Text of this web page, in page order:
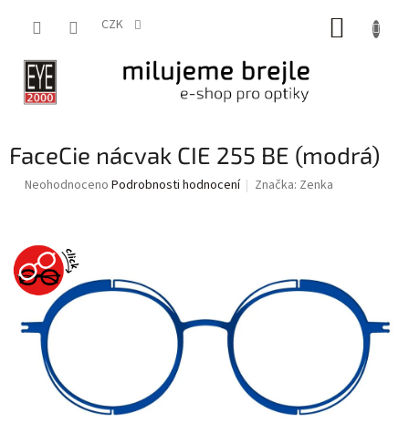
CZK
FaceCie nácvak CIE 255 BE (modrá)
Průměrné
0,0
z
5
hvězdiček.
Neohodnoceno Podrobnosti hodnocení Značka: Zenka